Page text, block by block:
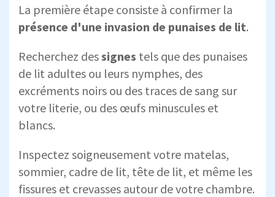
La première étape consiste à confirmer la
présence d'une invasion de punaises de lit.
Recherchez dessignes tels que des punaises
de lit adultes ou leurs nymphes, des
excréments noirs ou des traces de sang sur
votre literie, ou des œufs minuscules et
blancs.
Inspectez soigneusement votre matelas,
sommier, cadre de lit, tête de lit, et même les
fissures et crevasses autour de votre chambre.